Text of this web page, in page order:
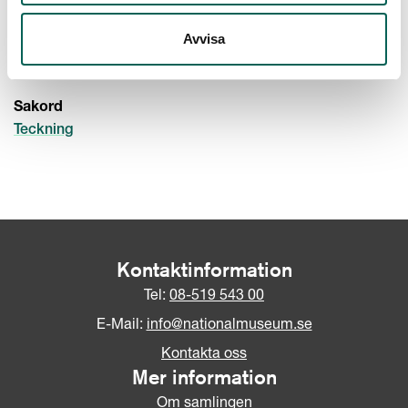
Avvisa
Papper,Bläck
Förhöjning,Lavering
Sakord
Teckning
Kontaktinformation
Tel: 08-519 543 00
E-Mail: info@nationalmuseum.se
Kontakta oss
Mer information
Om samlingen